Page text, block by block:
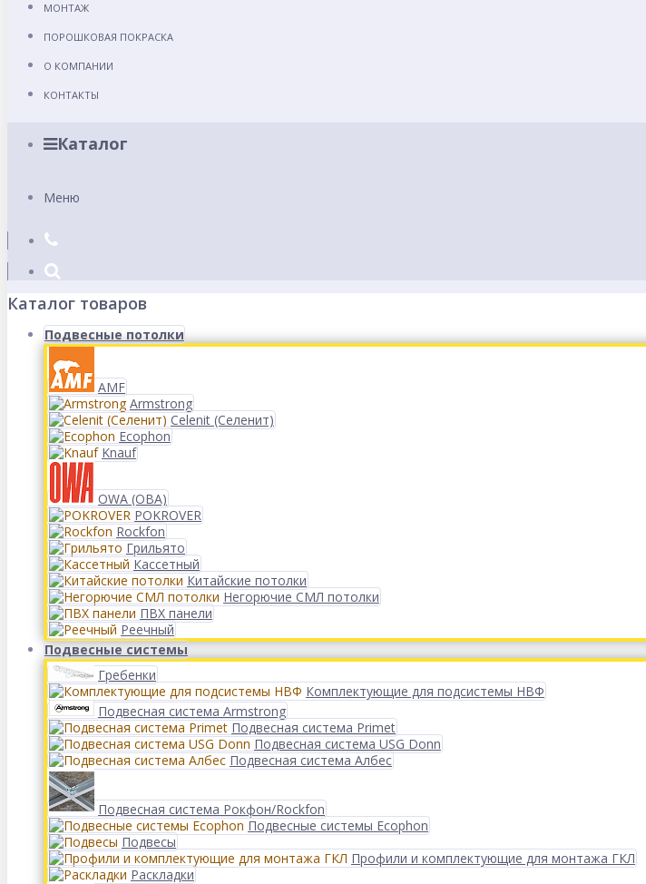
МОНТАЖ
ПОРОШКОВАЯ ПОКРАСКА
О КОМПАНИИ
КОНТАКТЫ
Каталог
Меню
Каталог товаров
Подвесные потолки
AMF
Armstrong
Celenit (Селенит)
Ecophon
Knauf
OWA (ОВА)
POKROVER
Rockfon
Грильято
Кассетный
Китайские потолки
Негорючие СМЛ потолки
ПВХ панели
Реечный
Подвесные системы
Гребенки
Комплектующие для подсистемы НВФ
Подвесная система Armstrong
Подвесная система Primet
Подвесная система USG Donn
Подвесная система Албес
Подвесная система Рокфон/Rockfon
Подвесные системы Ecophon
Подвесы
Профили и комплектующие для монтажа ГКЛ
Раскладки